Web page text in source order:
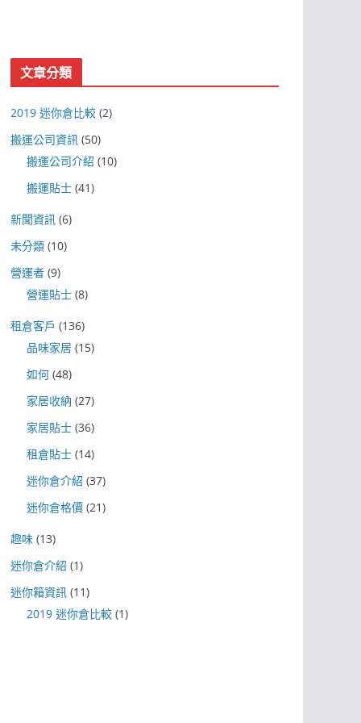
文章分類
2019 迷你倉比較 (2)
搬運公司資訊 (50)
搬運公司介紹 (10)
搬運貼士 (41)
新聞資訊 (6)
未分類 (10)
營運者 (9)
營運貼士 (8)
租倉客戶 (136)
品味家居 (15)
如何 (48)
家居收納 (27)
家居貼士 (36)
租倉貼士 (14)
迷你倉介紹 (37)
迷你倉格價 (21)
趣味 (13)
迷你倉介紹 (1)
迷你箱資訊 (11)
2019 迷你倉比較 (1)